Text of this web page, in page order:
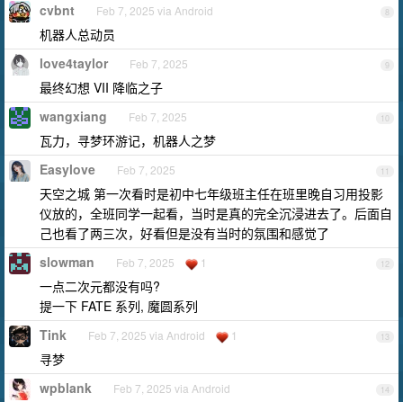
8
cvbnt Feb 7, 2025 via Android
机器人总动员
9
love4taylor Feb 7, 2025
最终幻想 VII 降临之子
10
wangxiang Feb 7, 2025
瓦力，寻梦环游记，机器人之梦
11
Easylove Feb 7, 2025
天空之城 第一次看时是初中七年级班主任在班里晚自习用投影
仪放的，全班同学一起看，当时是真的完全沉浸进去了。后面自
己也看了两三次，好看但是没有当时的氛围和感觉了
12
slowman Feb 7, 2025 1
一点二次元都没有吗?
提一下 FATE 系列, 魔圆系列
13
Tink Feb 7, 2025 via Android 1
寻梦
14
wpblank Feb 7, 2025 via Android